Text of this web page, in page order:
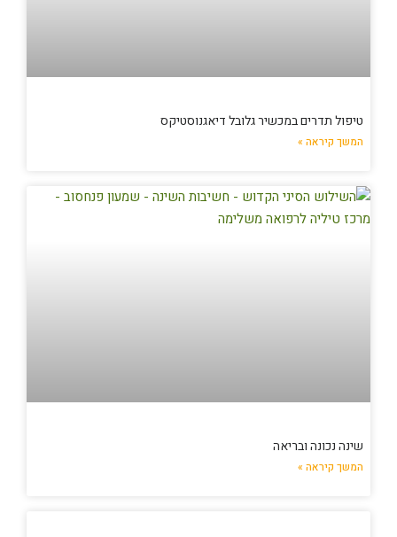
טיפול תדרים במכשיר גלובל דיאגנוסטיקס
המשך קיראה »
שינה נכונה ובריאה
המשך קיראה »